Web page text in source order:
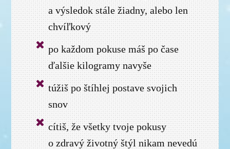
a výsledok stále žiadny, alebo len
chvíľkový
po každom pokuse máš po čase
ďalšie kilogramy navyše
túžiš po štíhlej postave svojich
snov
cítiš, že všetky tvoje pokusy
o zdravý životný štýl nikam nevedú